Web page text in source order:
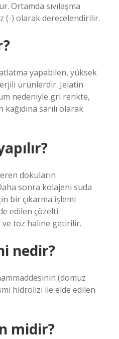
Ortamda sıvılaşma
(-) olarak derecelendirilir.
yapabilen, yüksek
ürünlerdir. Jelatin
nedeniyle gri renkte,
sarılı olarak
dokuların
sonra kolajeni suda
bir çıkarma işlemi
edilen çözelti
ve toz haline getirilir.
nedir?
(domuz
hidrolizi ile elde edilen
midir?